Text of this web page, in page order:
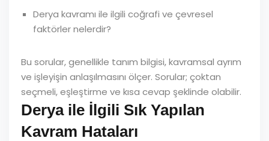
Derya kavramı ile ilgili coğrafi ve çevresel
faktörler nelerdir?
Bu sorular, genellikle tanım bilgisi, kavramsal ayrım
ve işleyişin anlaşılmasını ölçer. Sorular; çoktan
seçmeli, eşleştirme ve kısa cevap şeklinde olabilir.
Derya ile İlgili Sık Yapılan
Kavram Hataları